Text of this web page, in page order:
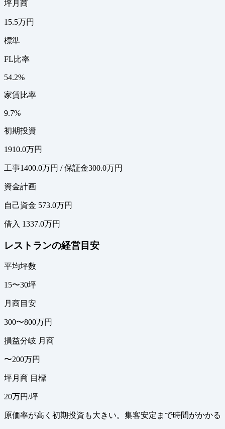
坪月商
15.5万円
標準
FL比率
54.2%
家賃比率
9.7%
初期投資
1910.0万円
工事1400.0万円 / 保証金300.0万円
資金計画
自己資金 573.0万円
借入 1337.0万円
レストランの経営目安
平均坪数
15〜30坪
月商目安
300〜800万円
損益分岐 月商
〜200万円
坪月商 目標
20万円/坪
原価率が高く初期投資も大きい。集客安定まで時間がかかる